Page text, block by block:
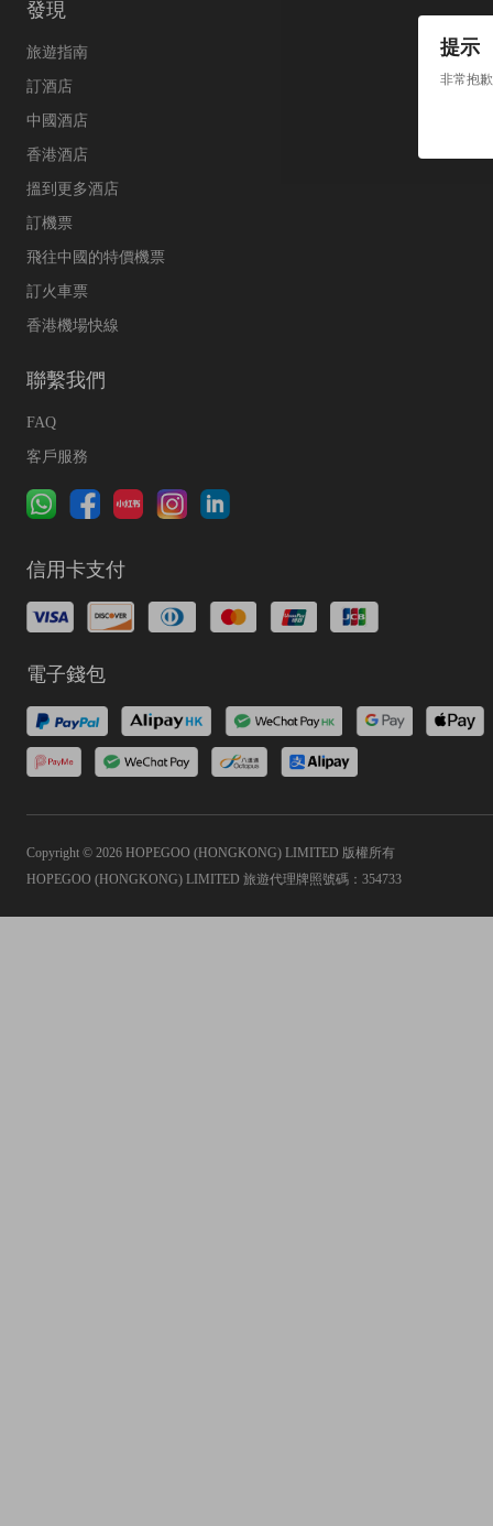
提示
非常抱
發現
旅遊指南
訂酒店
中國酒店
香港酒店
搵到更多酒店
訂機票
飛往中國的特價機票
訂火車票
香港機場快線
聯繫我們
FAQ
客戶服務
信用卡支付
電子錢包
Copyright © 2026 HOPEGOO (HONGKONG) LIMITED 版權所有
HOPEGOO (HONGKONG) LIMITED 旅遊代理牌照號碼：354733